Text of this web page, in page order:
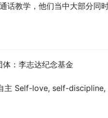
话教学，他们当中大部分同时
：李志达纪念基金
主 Self-love, self-discipline,